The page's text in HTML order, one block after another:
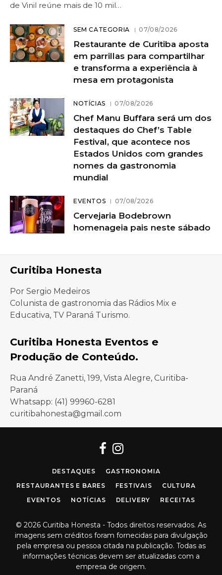
de Vinil reúne mais de 10 mil…
SEM CATEGORIA 07/08/2026
Restaurante de Curitiba aposta
em parrillas para compartilhar
e transforma a experiência à
mesa em protagonista
NOTÍCIAS 07/08/2026
Chef Manu Buffara será um dos
destaques do Chef’s Table
Festival, que acontece nos
Estados Unidos com grandes
nomes da gastronomia
mundial
EVENTOS 07/08/2026
Cervejaria Bodebrown
homenageia pais neste sábado
Curitiba Honesta
Por Sergio Medeiros
Colunista de gastronomia das Rádios Mix e
Educativa, TV Paraná Turismo.
Curitiba Honesta Eventos e
Produção de Conteúdo.
Rua André Zanetti, 199, Vista Alegre, Curitiba-
Paraná
Whatsapp: (41) 99960-6281
curitibahonesta@gmail.com
Facebook
Instagram
DESTAQUES
GASTRONOMIA
RESTAURANTES E BARES
FESTIVAIS
CULTURA
EVENTOS
NOTÍCIAS DELIVERY RECEITAS
© 2026 Curitiba Honesta - Todos direitos reservados. As
imagens sem créditos foram fornecidas para divulgação
pela empresa ou pessoa citada na publicação. Todas as
informações técnicas devem ser atualizadas com a
empresa de origem.